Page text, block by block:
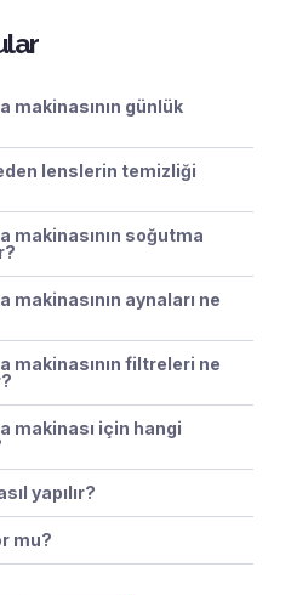
makinasının günlük
lenslerin temizliği
makinasının soğutma
aynaları ne
makinasının filtreleri ne
makinası için hangi
yapılır?
mu?